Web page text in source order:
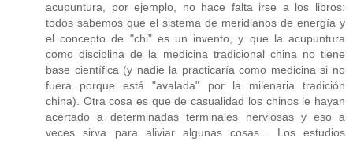
acupuntura, por ejemplo, no hace falta irse a los libros:
todos sabemos que el sistema de meridianos de energía y
el concepto de "chi" es un invento, y que la acupuntura
como disciplina de la medicina tradicional china no tiene
base científica (y nadie la practicaría como medicina si no
fuera porque está "avalada" por la milenaria tradición
china). Otra cosa es que de casualidad los chinos le hayan
acertado a determinadas terminales nerviosas y eso a
veces sirva para aliviar algunas cosas... Los estudios